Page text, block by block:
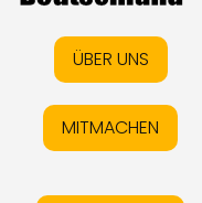
ÜBER UNS
MITMACHEN